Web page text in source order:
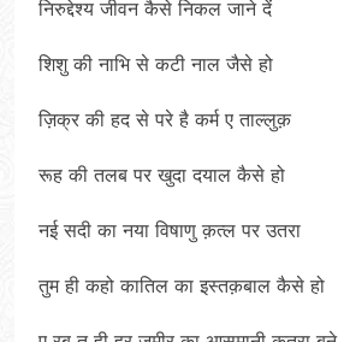
निरुद्देश्य जीवन कैसे निकल जाने दें
शिशु की नाभि से कटी नाल जैसे हो
ज़िक्र की हद से परे है कर्म ए ताल्लुक़
रूह की तलब पर खुदा दयाल कैसे हो
नई सदी का नया विषाणु क़त्ल पर उतरा
तुम ही कहो कातिल का इस्तक़बाल कैसे हो